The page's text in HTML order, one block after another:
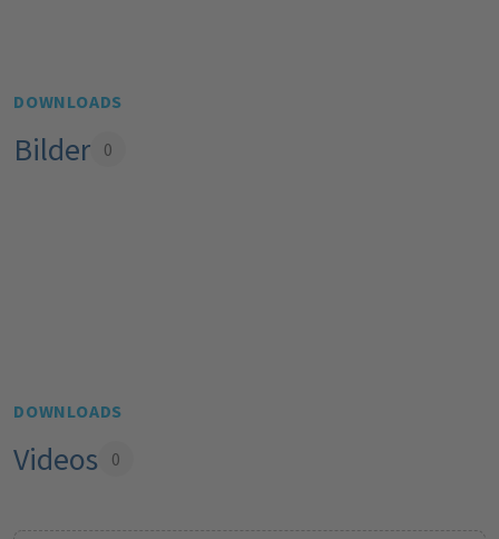
DOWNLOADS
Bilder 0
DOWNLOADS
Videos 0